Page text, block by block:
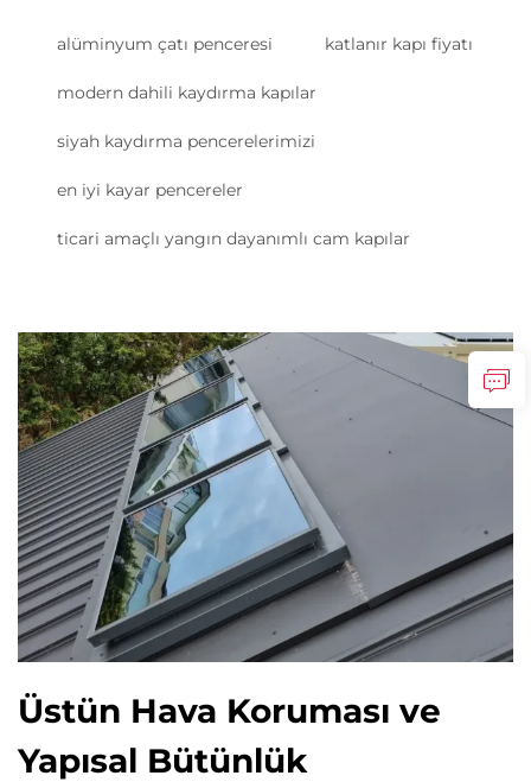
alüminyum çatı penceresi katlanır kapı fiyatı
modern dahili kaydırma kapılar
siyah kaydırma pencerelerimizi
en iyi kayar pencereler
ticari amaçlı yangın dayanımlı cam kapılar
Üstün Hava Koruması ve
Yapısal Bütünlük